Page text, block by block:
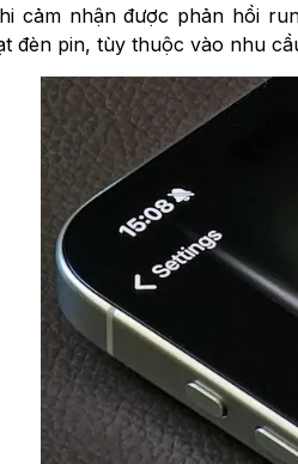
cảm nhận được phản hồi
đèn pin, tùy thuộc vào nhu